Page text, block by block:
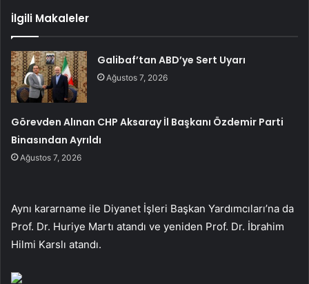
İlgili Makaleler
Galibaf’tan ABD’ye Sert Uyarı
Ağustos 7, 2026
Görevden Alınan CHP Aksaray İl Başkanı Özdemir Parti
Binasından Ayrıldı
Ağustos 7, 2026
Aynı kararname ile Diyanet İşleri Başkan Yardımcıları’na da
Prof. Dr. Huriye Martı atandı ve yeniden Prof. Dr. İbrahim
Hilmi Karslı atandı.